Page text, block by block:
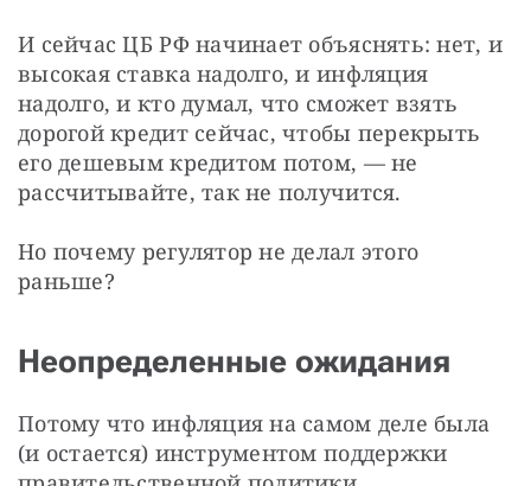
И сейчас ЦБ РФ начинает объяснять: нет, и
высокая ставка надолго, и инфляция
надолго, и кто думал, что сможет взять
дорогой кредит сейчас, чтобы перекрыть
его дешевым кредитом потом, — не
рассчитывайте, так не получится.
Но почему регулятор не делал этого
раньше?
Неопределенные ожидания
Потому что инфляция на самом деле была
(и остается) инструментом поддержки